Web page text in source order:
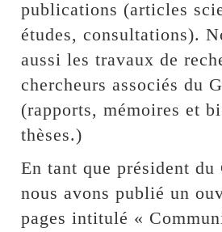
publications (articles
études, consultations).
aussi les travaux de
chercheurs associés du
(rapports, mémoires et
thèses.)
En tant que président du
nous avons publié un
pages intitulé «